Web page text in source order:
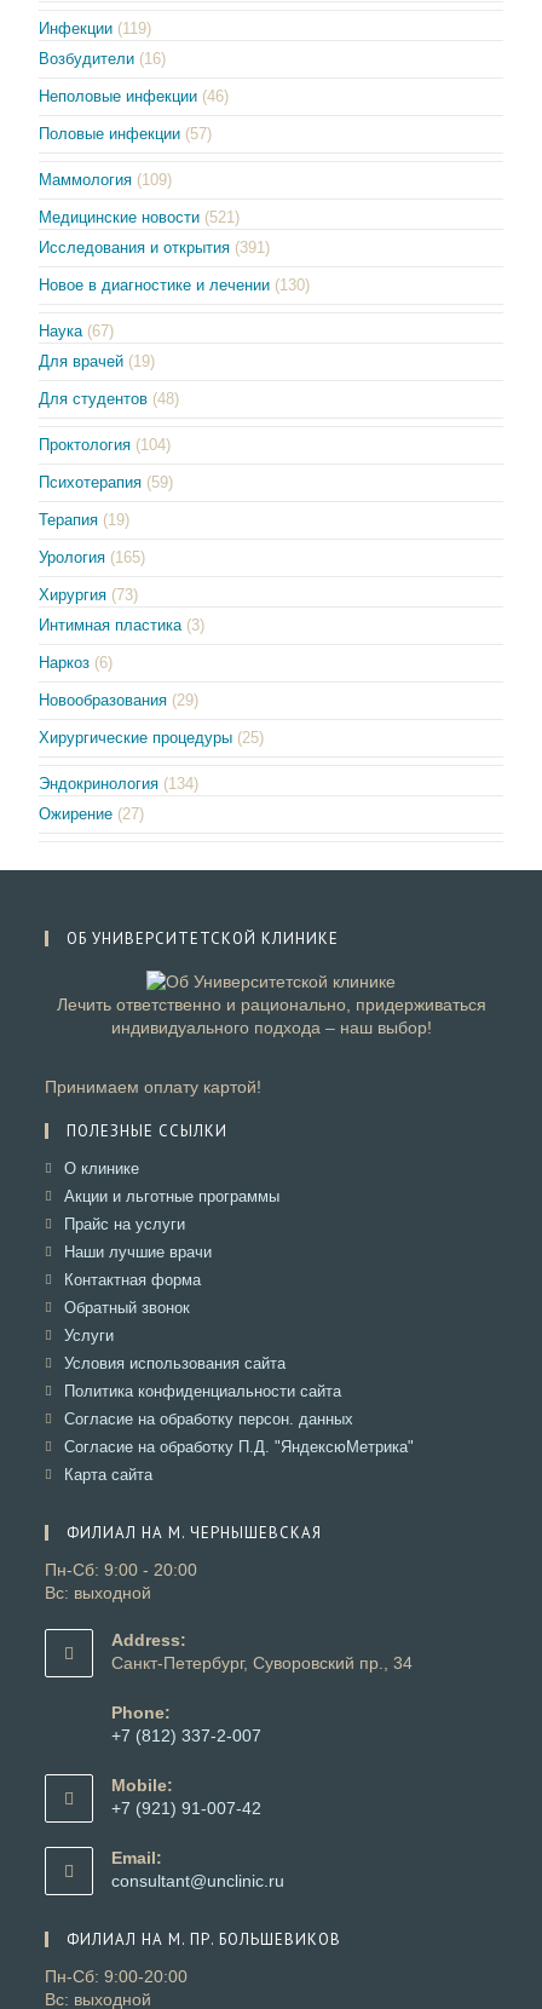
Инфекции (119)
Возбудители (16)
Неполовые инфекции (46)
Половые инфекции (57)
Маммология (109)
Медицинские новости (521)
Исследования и открытия (391)
Новое в диагностике и лечении (130)
Наука (67)
Для врачей (19)
Для студентов (48)
Проктология (104)
Психотерапия (59)
Терапия (19)
Урология (165)
Хирургия (73)
Интимная пластика (3)
Наркоз (6)
Новообразования (29)
Хирургические процедуры (25)
Эндокринология (134)
Ожирение (27)
ОБ УНИВЕРСИТЕТСКОЙ КЛИНИКЕ
Лечить ответственно и рационально, придерживаться
индивидуального подхода – наш выбор!
Принимаем оплату картой!
ПОЛЕЗНЫЕ ССЫЛКИ
О клиникеОткроется
в
вкладке
Акции и льготные программыОткроется
Прайс на услугиОткроется
в
вкладке
Наши лучшие врачиОткроется
Контактная формаОткроется
Обратный звонокОткроется
вкладке
УслугиОткроется
в
вкладке
Условия использования сайтаОткроется
в
вкладке
Политика конфиденциальности сайтаОткроется
в
новой
вкладке
Согласие на обработку персон. данных
в
Согласие на обработку П.Д. "ЯндексюМетрика"
Карта сайтаОткроется
вкладке
ФИЛИАЛ НА М. ЧЕРНЫШЕВСКАЯ
Пн-Сб: 9:00 - 20:00
Вс: выходной
Address:
Санкт-Петербург, Суворовский пр., 34
Phone:
+7 (812) 337-2-007
в
вашем
Mobile:
+7 (921) 91-007-42
в
вашем
Email:
consultant@unclinic.ru
приложении
ФИЛИАЛ НА М. ПР. БОЛЬШЕВИКОВ
Пн-Сб: 9:00-20:00
Вс: выходной